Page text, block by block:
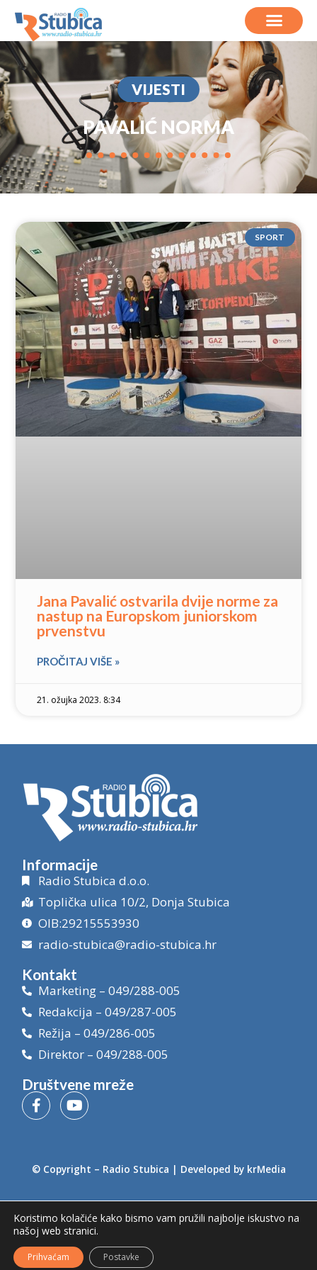
VIJESTI
PAVALIĆ NORMA
SPORT
Jana Pavalić ostvarila dvije norme za
nastup na Europskom juniorskom
prvenstvu
PROČITAJ VIŠE »
21. ožujka 2023. 8:34
Informacije
Radio Stubica d.o.o.
Toplička ulica 10/2, Donja Stubica
OIB:29215553930
radio-stubica@radio-stubica.hr
Kontakt
Marketing – 049/288-005
Redakcija – 049/287-005
Režija – 049/286-005
Direktor – 049/288-005
Društvene mreže
© Copyright – Radio Stubica | Developed by krMedia
Koristimo kolačiće kako bismo vam pružili najbolje iskustvo na
našoj web stranici.
Prihvaćam Postavke